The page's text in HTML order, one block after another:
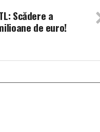
Scădere a
de euro!